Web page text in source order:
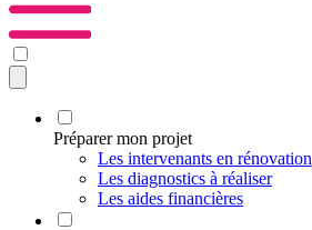
Préparer mon projet
Les intervenants en rénovation
Les diagnostics à réaliser
Les aides financières